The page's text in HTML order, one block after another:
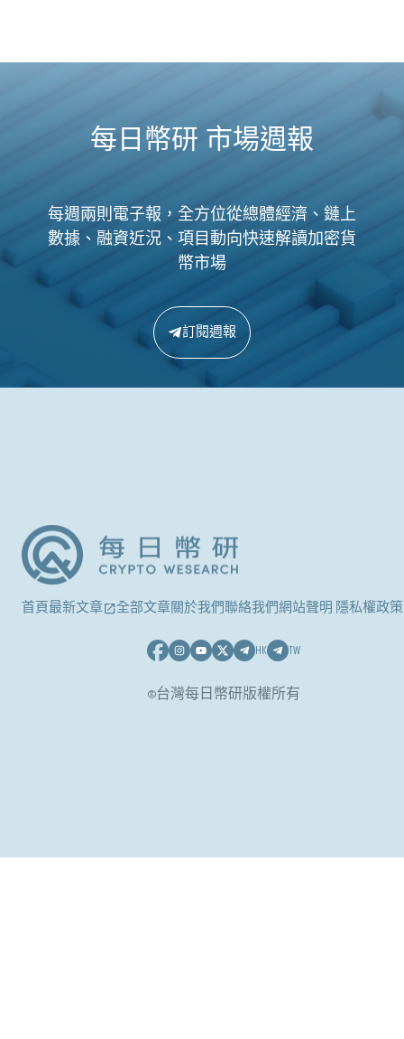
每日幣研 市場週報
每週兩則電子報，全方位從總體經濟、鏈上
數據、融資近況、項目動向快速解讀加密貨
幣市場
訂閱週報
首頁最新文章 全部文章關於我們聯絡我們網站聲明 隱私權政策
HK TW
©台灣每日幣研版權所有